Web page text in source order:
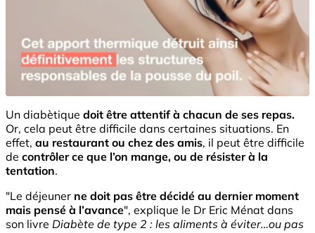
Un diabètique doit être attentif à chacun de ses repas.
Or, cela peut être difficile dans certaines situations. En
effet, au restaurant ou chez des amis, il peut être difficile
de contrôler ce que l’on mange, ou de résister à la
tentation.
"Le déjeuner ne doit pas être décidé au dernier moment
mais pensé à l’avance", explique le Dr Eric Ménat dans
son livre Diabète de type 2 : les aliments à éviter…ou pas